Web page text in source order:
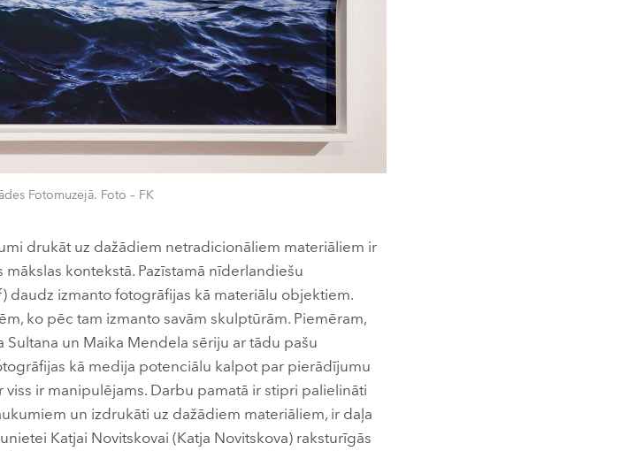
Fotomuzejā. Foto – FK
drukāt uz dažādiem netradicionāliem materiāliem ir
kontekstā. Pazīstamā nīderlandiešu
daudz izmanto fotogrāfijas kā materiālu objektiem.
ko pēc tam izmanto savām skulptūrām. Piemēram,
Sultana un Maika Mendela sēriju ar tādu pašu
kā medija potenciālu kalpot par pierādījumu
ir manipulējams. Darbu pamatā ir stipri palielināti
un izdrukāti uz dažādiem materiāliem, ir daļa
Katjai Novitskovai (Katja Novitskova) raksturīgās